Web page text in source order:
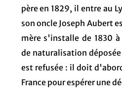
père en 1829, il entre au
son oncle Joseph Aubert
mère s'installe de 1830
de naturalisation
est refusée : il doit
France pour espérer une